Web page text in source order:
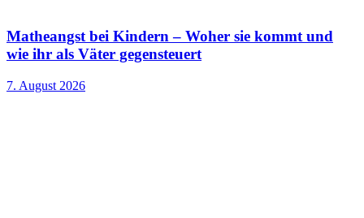
Matheangst bei Kindern – Woher sie kommt und
wie ihr als Väter gegensteuert
7. August 2026